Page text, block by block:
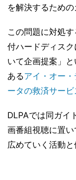
を解決するための
この問題に対処
付ハードディス
いて企画提案」
あるアイ・オー
ータの救済サー
DLPAでは同ガイ
画番組視聴に置
広めていく活動と